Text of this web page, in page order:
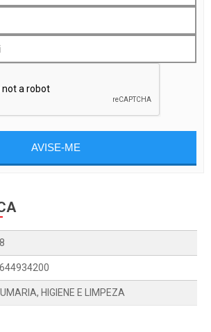
AVISE-ME
HIGIENE E LIMPEZA